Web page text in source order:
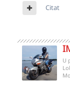
Citat
U